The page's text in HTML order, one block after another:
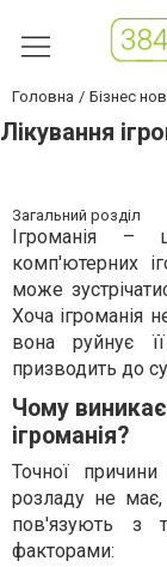
Головна Бізнес
Лікування
Загальний розділ
Ігроманія –
комп'ютерних
може
Хоча ігроманія
вона руйнує
призводить до
Чому виникає
ігроманія?
Точної причини
розладу не має,
пов'язують з
факторами: